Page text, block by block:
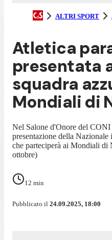
ALTRI SPORT
Atletica
presentata
squadra
Mondiali di
Nel Salone d'Onore del CONI
presentazione della
che parteciperà ai Mondiali di
ottobre)
12 min
Pubblicato il 24.09.2025, 18:00